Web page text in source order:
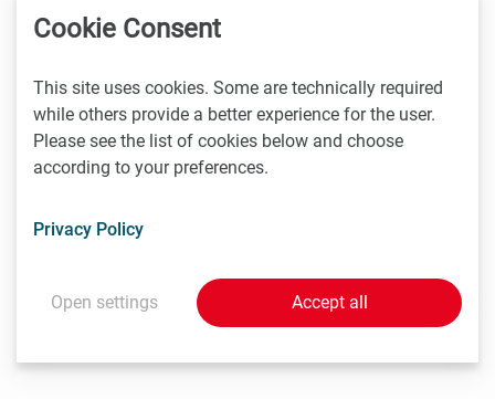
events
Nordic Life Science Days is the largest life science
partnering event in the Nordics. NLSDays gathers big
Cookie Consent
This site uses cookies. Some are technically required
while others provide a better experience for the user.
Please see the list of cookies below and choose
according to your preferences.
Privacy Policy
Open settings Accept all